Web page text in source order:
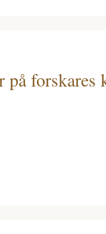
på forskares